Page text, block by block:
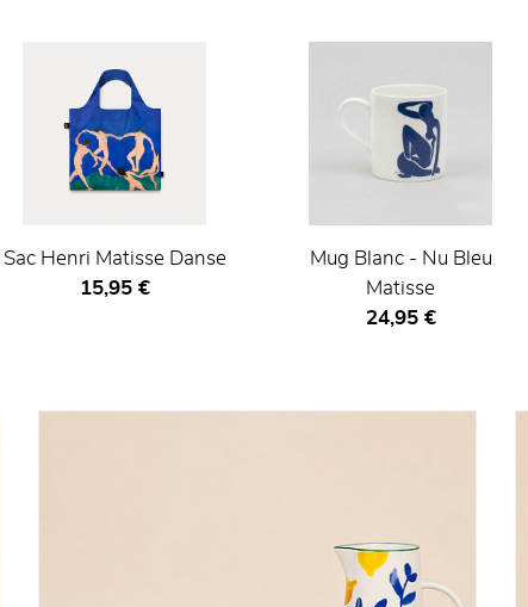
Sac Henri Matisse Danse
Prix ​​actuel
15,95 €
Mug Blanc - Nu Bleu
Matisse
Prix ​​actuel
24,95 €